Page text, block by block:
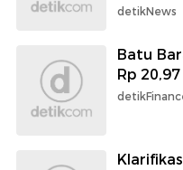
detikNews
Batu
Rp